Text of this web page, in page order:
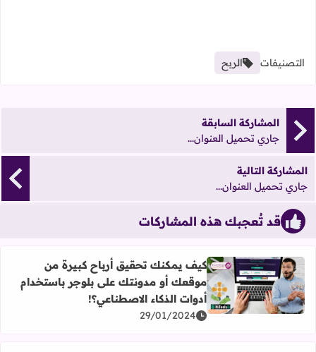
التصنيفات الربح
المشاركة السابقة
جاري تحميل العنوان...
المشاركة التالية
جاري تحميل العنوان...
قد تُعجبك هذه المشاركات
اقرأ المزيد عن كيف يمكنك تحقيق أرباح كبيرة من موقعك أو
كيف يمكنك تحقيق أرباح كبيرة من
موقعك أو مدونتك على بلوجر باستخدام
أدوات الذكاء الاصطناعي؟!
29/01/2024